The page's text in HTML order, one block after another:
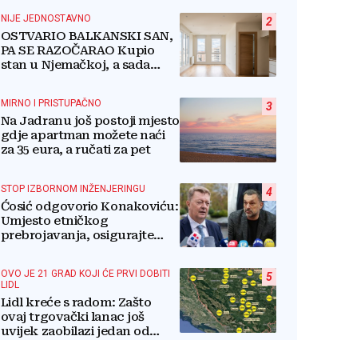
2
NIJE JEDNOSTAVNO
OSTVARIO BALKANSKI SAN,
PA SE RAZOČARAO Kupio
stan u Njemačkoj, a sada
3
MIRNO I PRISTUPAČNO
Na Jadranu još postoji mjesto
gdje apartman možete naći
za 35 eura, a ručati za pet
4
STOP IZBORNOM INŽENJERINGU
Ćosić odgovorio Konakoviću:
Umjesto etničkog
prebrojavanja, osigurajte
5
OVO JE 21 GRAD KOJI ĆE PRVI DOBITI
LIDL
Lidl kreće s radom: Zašto
ovaj trgovački lanac još
uvijek zaobilazi jedan od